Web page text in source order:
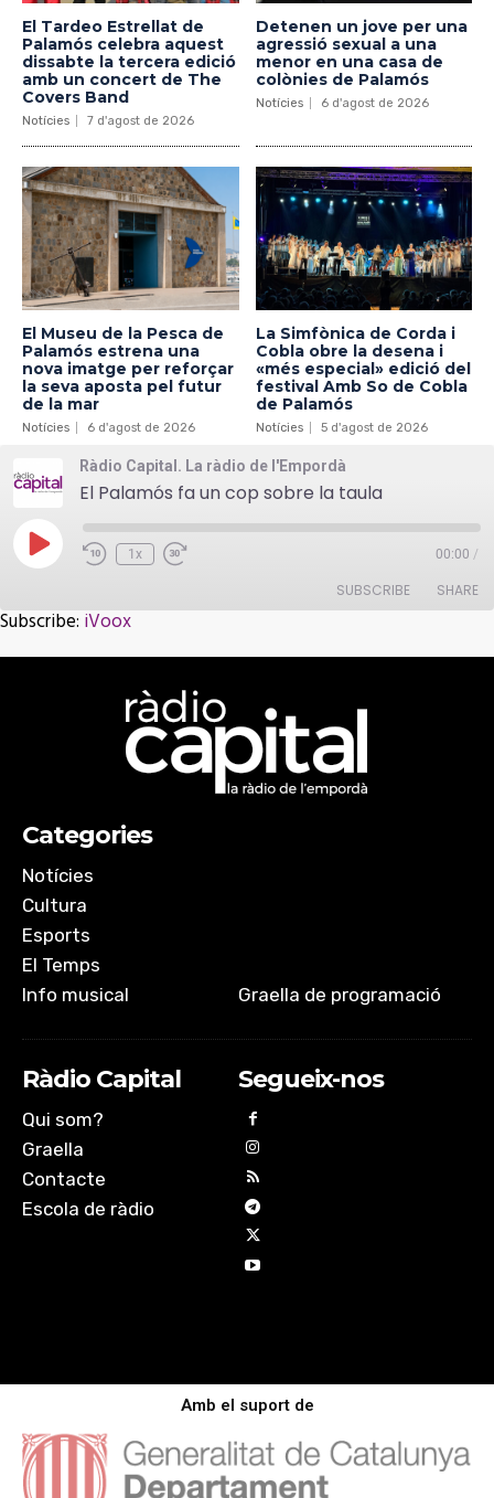
El Tardeo Estrellat de
Palamós celebra aquest
dissabte la tercera edició
amb un concert de The
Covers Band
Notícies 7 d'agost de 2026
Detenen un jove per una
agressió sexual a una
menor en una casa de
colònies de Palamós
Notícies 6 d'agost de 2026
El Museu de la Pesca de
Palamós estrena una
nova imatge per reforçar
la seva aposta pel futur
de la mar
Notícies 6 d'agost de 2026
La Simfònica de Corda i
Cobla obre la desena i
«més especial» edició del
festival Amb So de Cobla
de Palamós
Notícies 5 d'agost de 2026
Ràdio Capital. La ràdio de l'Empordà
El Palamós fa un cop sobre la taula
Play
Episode
1x 00:00 /
SUBSCRIBE SHARE
iVoox
SHARE
EMBED
Subscribe: iVoox
Categories
Notícies
Cultura
Esports
El Temps
Info musical
Graella de programació
Ràdio Capital
Qui som?
Graella
Contacte
Escola de ràdio
Segueix-nos
Amb el suport de